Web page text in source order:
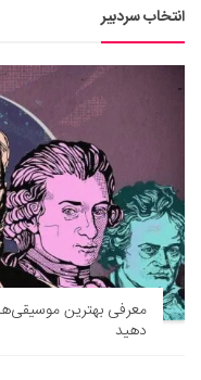
انتخاب سردبیر
معرفی بهترین
دهید